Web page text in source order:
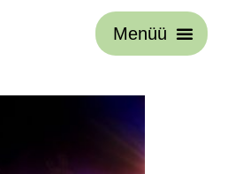
Menüü